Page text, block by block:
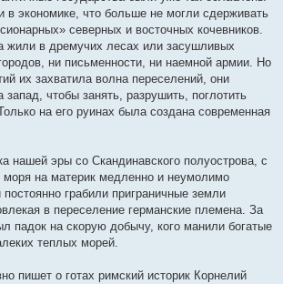
в экономике, что больше не могли сдерживать
северных и восточных кочевников.
жили в дремучих лесах или засушливых
ни письменности, ни наемной армии. Но
их захватила волна переселений, они
чтобы занять, разрушить, поглотить
на его руинах была создана современная
нашей эры со Скандинавского полуострова, с
моря на материк медленно и неумолимо
грабили приграничные земли
в переселение германские племена. За
падок на скорую добычу, кого манили богатые
теплых морей.
пишет о готах римский историк Корнелий